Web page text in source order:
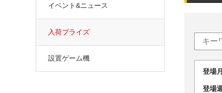
登
登
イベント&ニュース
入荷プライズ
設置ゲーム機